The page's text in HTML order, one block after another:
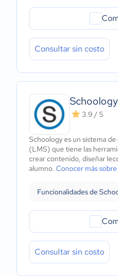
Consultar sin costo
Schoology
3.9 / 5
Schoology es un sistema
(LMS) que tiene las
crear contenido, diseñar
alumno. Conocer más
Funcionalidades de
Consultar sin costo